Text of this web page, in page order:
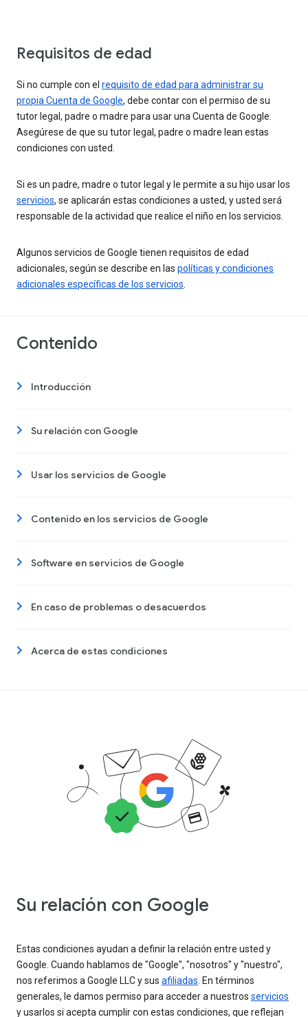
Requisitos de edad
Si no cumple con el requisito de edad para administrar su
propia Cuenta de Google, debe contar con el permiso de su
tutor legal, padre o madre para usar una Cuenta de Google.
Asegúrese de que su tutor legal, padre o madre lean estas
condiciones con usted.
Si es un padre, madre o tutor legal y le permite a su hijo usar los
servicios, se aplicarán estas condiciones a usted, y usted será
responsable de la actividad que realice el niño en los servicios.
Algunos servicios de Google tienen requisitos de edad
adicionales, según se describe en las políticas y condiciones
adicionales específicas de los servicios
Contenido
Introducción
Su relación con Google
Usar los servicios de Google
Contenido en los servicios de Google
Software en servicios de Google
En caso de problemas o desacuerdos
Acerca de estas condiciones
Su relación con Google
Estas condiciones ayudan a definir la relación entre usted y
Google. Cuando hablamos de "Google", "nosotros" y "nuestro",
nos referimos a Google LLC y sus afiliadas . En términos
generales, le damos permiso para acceder a nuestros servicios
y usarlos si acepta cumplir con estas condiciones, que reflejan